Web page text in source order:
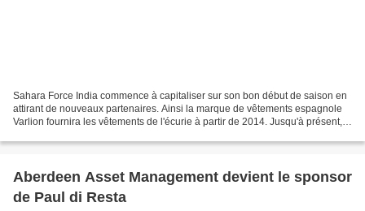
Sahara Force India commence à capitaliser sur son bon début de saison en
attirant de nouveaux partenaires. Ainsi la marque de vêtements espagnole
Varlion fournira les vêtements de l'écurie à partir de 2014. Jusqu'à présent,
Aberdeen Asset Management devient le sponsor
de Paul di Resta